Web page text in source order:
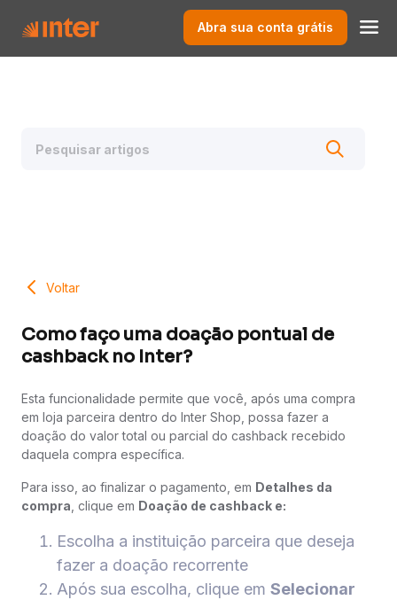
Abra sua conta grátis
Voltar
Como faço uma doação pontual de
cashback no Inter?
Esta funcionalidade permite que você, após uma compra
em loja parceira dentro do Inter Shop, possa fazer a
doação do valor total ou parcial do cashback recebido
daquela compra específica.
Para isso, ao finalizar o pagamento, em Detalhes da
compra , clique em Doação de cashback e:
Escolha a instituição parceira que deseja
fazer a doação recorrente
Após sua escolha, clique em Selecionar